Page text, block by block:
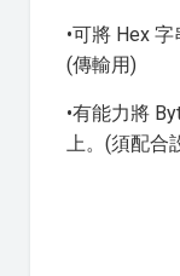
•可將 Hex
(傳輸用)
•有能力將
上。(須配合